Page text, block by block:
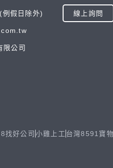
假日除外) 線上詢問
公司
找好公司 小雞上工 台灣8591寶